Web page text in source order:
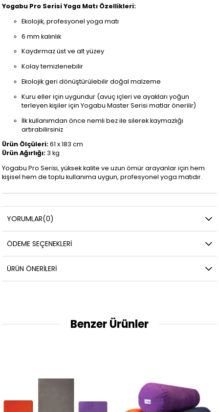
Yogabu Pro Serisi Yoga Matı Özellikleri:
Ekolojik, profesyonel yoga matı
6 mm kalınlık
Kaydırmaz üst ve alt yüzey
Kolay temizlenebilir
Ekolojik geri dönüştürülebilir doğal malzeme
Kuru eller için uygundur (avuç içleri ve ayakları yoğun
terleyen kişiler için Yogabu Master Serisi matlar önerilir)
İlk kullanımdan önce nemli bez ile silerek kaymazlığı
artırabilirsiniz
Ürün Ölçüleri:61 x 183 cm
Ürün Ağırlığı: 3 kg
Yogabu Pro Serisi, yüksek kalite ve uzun ömür arayanlar için hem
kişisel hem de toplu kullanıma uygun, profesyonel yoga matıdır.
YORUMLAR(0)
ÖDEME SEÇENEKLERI
ÜRÜN ÖNERILERI
Benzer Ürünler